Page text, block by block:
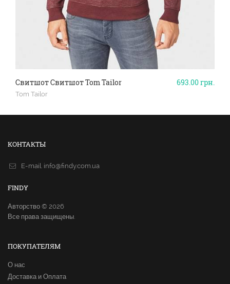
693.00грн.
Свитшот Свитшот Tom Tailor
Tom Tailor
КОНТАКТЫ
E-mail. info@findy.com.ua
FINDY
Авторство © 2026
Все права защищены.
ПОКУПАТЕЛЯМ
О нас
Доставка и Оплата